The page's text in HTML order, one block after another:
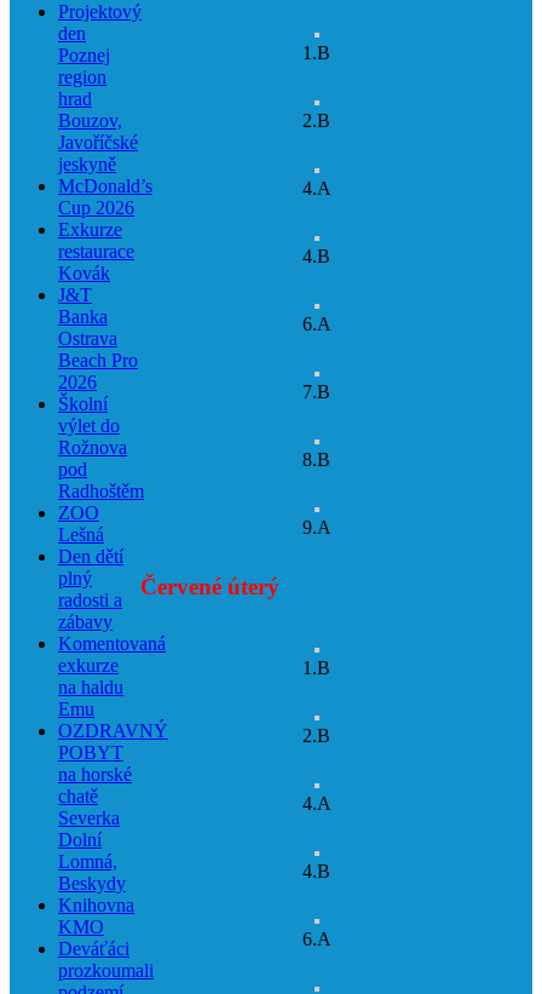
Projektový
den
Poznej
region
hrad
Bouzov,
Javoříčské
jeskyně
McDonald’s
Cup 2026
Exkurze
restaurace
Kovák
J&T
Banka
Ostrava
Beach Pro
2026
Školní
výlet do
Rožnova
pod
Radhoštěm
ZOO
Lešná
Den dětí
plný
radosti a
zábavy
Komentovaná
exkurze
na haldu
Emu
OZDRAVNÝ
POBYT
na horské
chatě
Severka
Dolní
Lomná,
Beskydy
Knihovna
KMO
Deváťáci
prozkoumali
1.B
2.B
4.A
4.B
6.A
7.B
8.B
9.A
Červené úterý
1.B
2.B
4.A
4.B
6.A